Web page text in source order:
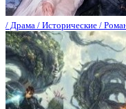
/ Драма / Исторические /